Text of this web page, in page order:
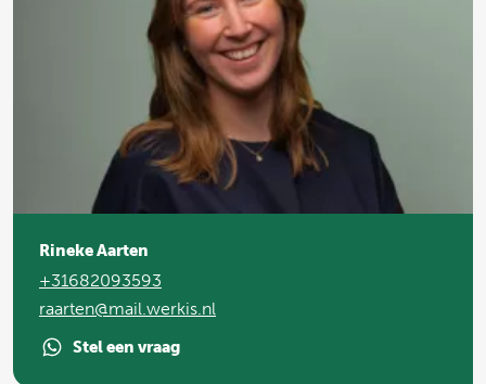
Rineke Aarten
+31682093593
raarten@mail.werkis.nl
Stel een vraag